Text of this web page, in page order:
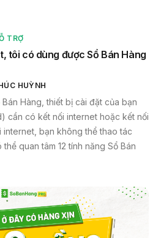
TRỢ
tôi có dùng được Sổ Bán Hàng
HUỲNH
Hàng, thiết bị cài đặt của bạn
cần có kết nối internet hoặc kết nối
internet, bạn không thể thao tác
quan tâm 12 tính năng Sổ Bán